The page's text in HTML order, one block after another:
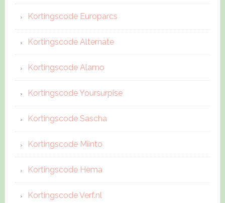
Kortingscode Europarcs
Kortingscode Alternate
Kortingscode Alamo
Kortingscode Yoursurpise
Kortingscode Sascha
Kortingscode Miinto
Kortingscode Hema
Kortingscode Verf.nl